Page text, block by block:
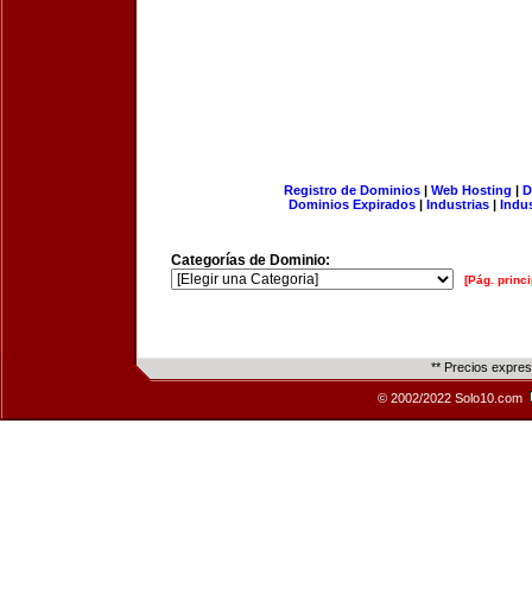
Registro de Dominios| Web Hosting |
Dominios Expirados | Industrias |
Categorías de Dominio:
[Pág.
** Precios
© 2002/2022 Solo10.com